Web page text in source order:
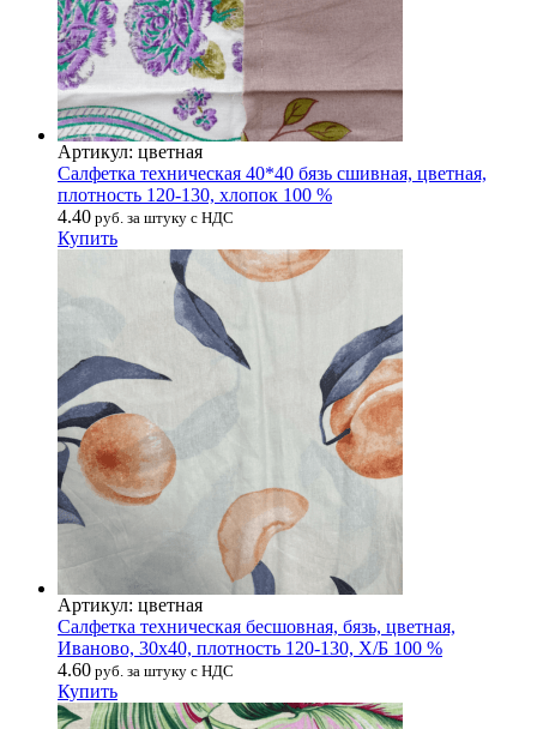
Артикул: цветная
Салфетка техническая 40*40 бязь сшивная, цветная,
плотность 120-130, хлопок 100 %
4.40 руб. за штуку с НДС
Купить
Артикул: цветная
Салфетка техническая бесшовная, бязь, цветная,
Иваново, 30х40, плотность 120-130, Х/Б 100 %
4.60 руб. за штуку с НДС
Купить